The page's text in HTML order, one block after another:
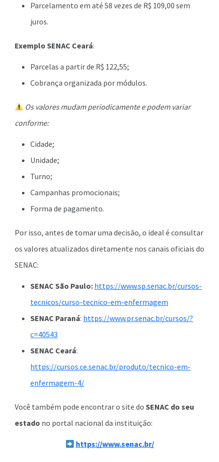
Parcelamento em até 58 vezes de R$ 109,00 sem
juros.
Exemplo SENAC Ceará:
Parcelas a partir de R$ 122,55;
Cobrança organizada por módulos.
Os valores mudam periodicamente e podem variar
conforme:
Cidade;
Unidade;
Turno;
Campanhas promocionais;
Forma de pagamento.
Por isso, antes de tomar uma decisão, o ideal é consultar
os valores atualizados diretamente nos canais oficiais do
SENAC:
SENAC São Paulo: https://www.sp.senac.br/cursos-
tecnicos/curso-tecnico-em-enfermagem
SENAC Paraná: https://www.pr.senac.br/cursos/?
c=40543
SENAC Ceará:
https://cursos.ce.senac.br/produto/tecnico-em-
enfermagem-4/
Você também pode encontrar o site do SENAC do seu
estado no portal nacional da instituição:
https://www.senac.br/